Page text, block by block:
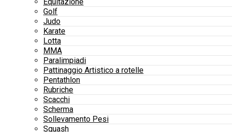
Golf
Judo
Karate
Lotta
MMA
Paralimpiadi
Pattinaggio Artistico a rotelle
Pentathlon
Rubriche
Scacchi
Scherma
Sollevamento Pesi
Squash